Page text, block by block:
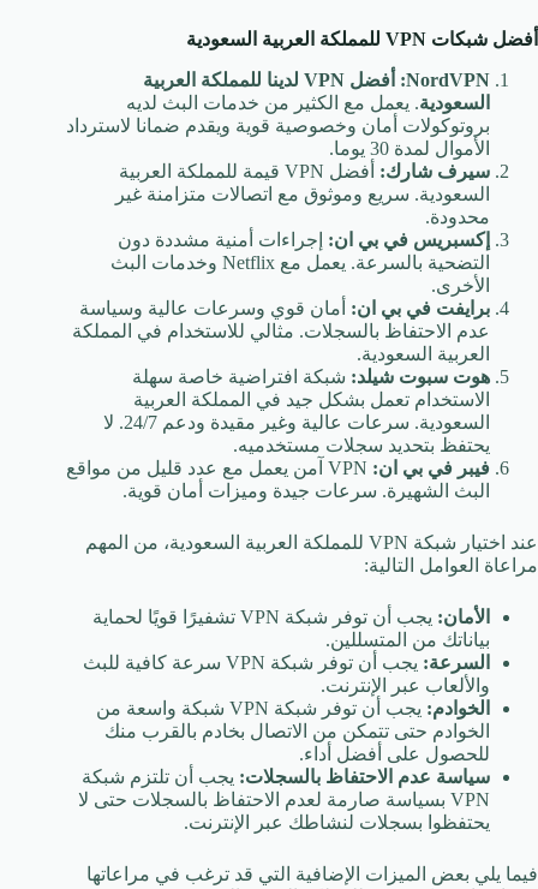
أفضل شبكات VPN للمملكة العربية السعودية
NordVPN:
أفضل VPN لدينا للمملكة العربية
السعودية. يعمل مع الكثير من خدمات البث لديه
بروتوكولات أمان وخصوصية قوية ويقدم ضمانا لاسترداد
الأموال لمدة 30 يوما.
سيرف شارك:
أفضل VPN قيمة للمملكة العربية
السعودية. سريع وموثوق مع اتصالات متزامنة غير
محدودة.
إكسبريس في بي ان: إجراءات أمنية مشددة دون
التضحية بالسرعة. يعمل مع Netflix وخدمات البث
الأخرى.
برايفت في بي ان: أمان قوي وسرعات عالية وسياسة
عدم الاحتفاظ بالسجلات. مثالي للاستخدام في المملكة
العربية السعودية.
هوت سبوت شيلد: شبكة افتراضية خاصة سهلة
الاستخدام تعمل بشكل جيد في المملكة العربية
السعودية. سرعات عالية وغير مقيدة ودعم 24/7. لا
يحتفظ بتحديد سجلات مستخدميه.
فيبر في بي ان:
VPN آمن يعمل مع عدد قليل من مواقع
البث الشهيرة. سرعات جيدة وميزات أمان قوية.
عند اختيار شبكة VPN للمملكة العربية السعودية، من المهم
مراعاة العوامل التالية:
الأمان:
يجب أن توفر شبكة VPN تشفيرًا قويًا لحماية
بياناتك من المتسللين.
السرعة:
يجب أن توفر شبكة VPN سرعة كافية للبث
والألعاب عبر الإنترنت.
الخوادم:
يجب أن توفر شبكة VPN شبكة واسعة من
الخوادم حتى تتمكن من الاتصال بخادم بالقرب منك
للحصول على أفضل أداء.
سياسة عدم الاحتفاظ بالسجلات: يجب أن تلتزم شبكة
VPN بسياسة صارمة لعدم الاحتفاظ بالسجلات حتى لا
يحتفظوا بسجلات لنشاطك عبر الإنترنت.
فيما يلي بعض الميزات الإضافية التي قد ترغب في مراعاتها